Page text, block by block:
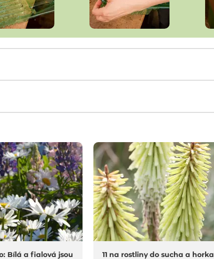
Bílá a fialová jsou
11 na rostliny do sucha a horka